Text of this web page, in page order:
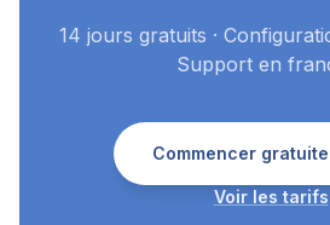
14 jours gratuits ·
Support en
Commencer
Voir les tarifs